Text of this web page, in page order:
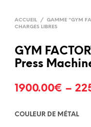
ACCUEIL / GAMME "GYM
CHARGES LIBRES
GYM
Press
1900.00€ –
COULEUR DE MÉTAL